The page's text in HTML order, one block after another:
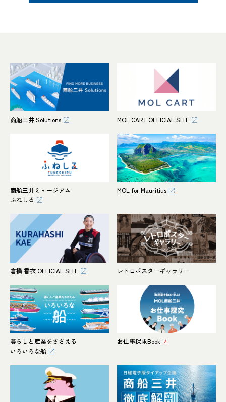
商船三井 Solutions MOL CART OFFICIAL SITE
商船三井ミュージアム
ふねしる
MOL for Mauritius
倉橋 香衣 OFFICIAL SITE レトロポスターギャラリー
暮らしと産業をささえる
いろいろな船
お仕事探求Book